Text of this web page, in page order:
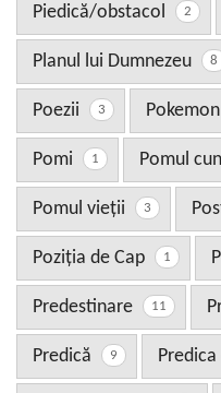
Piedică/obstacol 2
Planul lui Dumnezeu 8
Poezii 3 Pokemon
Pomi 1 Pomul
Pomul vieţii 3
Poziţia de Cap 1
Predestinare 11
Predică 9